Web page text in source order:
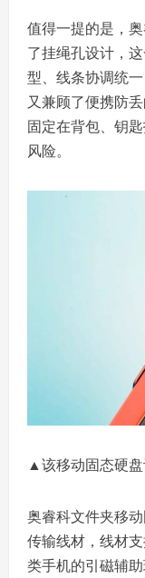
值得一提的是，
了挂绳孔设计，
型、线条协调统
又兼顾了便携防
固定在背包、钥
风险。
▲该移动固态硬盘
奥睿科文件夹移
传输线材，线材
类手机的引磁辅